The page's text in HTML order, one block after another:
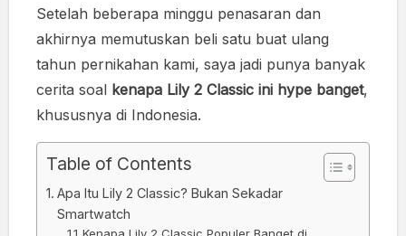
Setelah beberapa minggu penasaran dan
akhirnya memutuskan beli satu buat ulang
tahun pernikahan kami, saya jadi punya banyak
cerita soal kenapa Lily 2 Classic ini hype banget,
khususnya di Indonesia.
Table of Contents
Apa Itu Lily 2 Classic? Bukan Sekadar
Smartwatch